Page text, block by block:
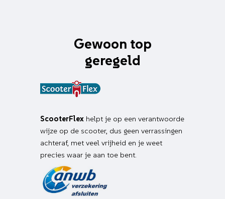
Gewoon top
geregeld
ScooterFlex helpt je op een verantwoorde
wijze op de scooter, dus geen verrassingen
achteraf, met veel vrijheid en je weet
precies waar je aan toe bent.